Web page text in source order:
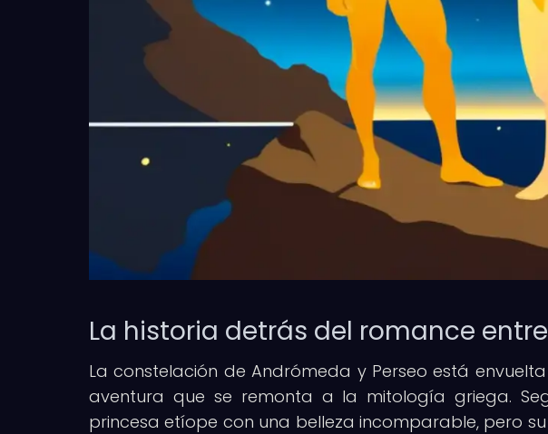
La historia detrás del romance
La constelación de Andrómeda y Perseo está
aventura que se remonta a la mitología griega.
princesa etíope con una belleza incomparable, pero